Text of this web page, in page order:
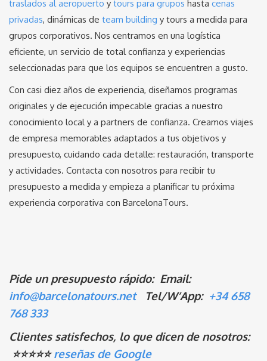
traslados al aeropuerto y tours para grupos hasta cenas
privadas, dinámicas de team building y tours a medida para
grupos corporativos. Nos centramos en una logística
eficiente, un servicio de total confianza y experiencias
seleccionadas para que los equipos se encuentren a gusto.
Con casi diez años de experiencia, diseñamos programas
originales y de ejecución impecable gracias a nuestro
conocimiento local y a partners de confianza. Creamos viajes
de empresa memorables adaptados a tus objetivos y
presupuesto, cuidando cada detalle: restauración, transporte
y actividades. Contacta con nosotros para recibir tu
presupuesto a medida y empieza a planificar tu próxima
experiencia corporativa con BarcelonaTours.
Pide un presupuesto rápido: Email:
info@barcelonatours.netTel/W’App: +34 658
768 333
Clientes satisfechos, lo que dicen de nosotros:
⭐️⭐️⭐️⭐️⭐️reseñas de Google